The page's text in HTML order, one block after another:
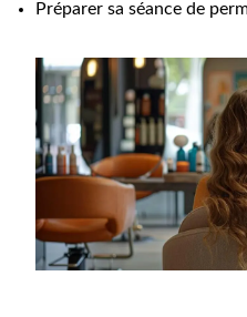
Préparer sa séance de